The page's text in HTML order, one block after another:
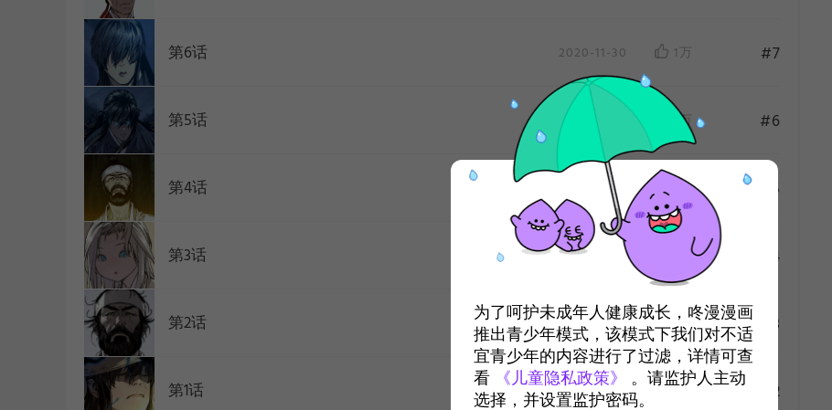
作
like
第6话 2020-11-30 1万 #7
第5话 2020-11-23 1万 #6
第4话 2020-11-16 1万 #5
第3话 2020-11-9 1万 #4
第2话 2020-11-2 1万 #3
第1话 2020-11-2 2万 #2
为了呵护未成年人健康成长，咚漫漫画
推出青少年模式，该模式下我们对不适
宜青少年的内容进行了过滤，详情可查
看
《儿童隐私政策》
。请监护人主动
选择，并设置监护密码。